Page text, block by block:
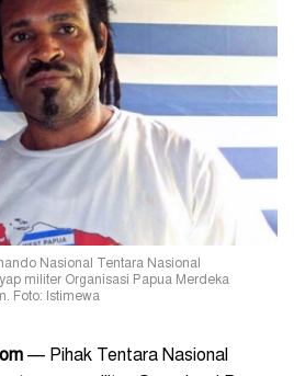
Nasional Tentara Nasional
militer Organisasi Papua Merdeka
Foto: Istimewa
—‎ Pihak Tentara Nasional